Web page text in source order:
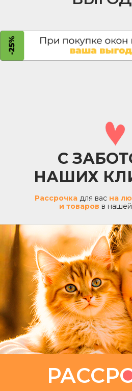
С
НАШИХ
Рассрочка для вас на
и товаров в